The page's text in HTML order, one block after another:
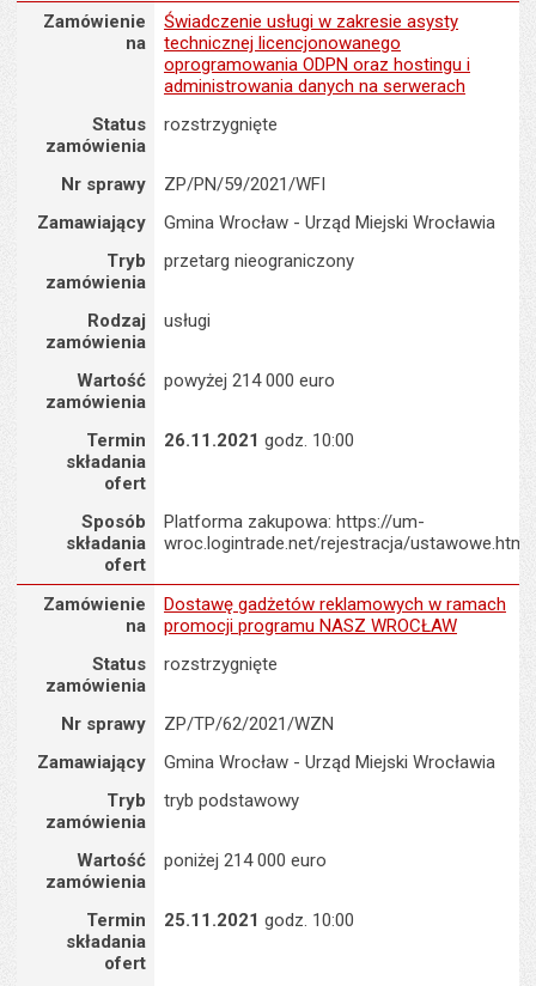
Zamówienie na : Świadczenie usługi w zakresie asysty
Zamówienie
na
Świadczenie usługi w zakresie asysty
technicznej licencjonowanego
oprogramowania ODPN oraz hostingu i
administrowania danych na serwerach
Status
zamówienia
rozstrzygnięte
Nr sprawy
ZP/PN/59/2021/WFI
Zamawiający
Gmina Wrocław - Urząd Miejski Wrocławia
Tryb
zamówienia
przetarg nieograniczony
Rodzaj
zamówienia
usługi
Wartość
zamówienia
powyżej 214 000 euro
Termin
składania
ofert
26.11.2021 godz. 10:00
Sposób
składania
ofert
Platforma zakupowa: https://um-
wroc.logintrade.net/rejestracja/ustawowe.html
Zamówienie na : Dostawę gadżetów reklamowych w ramach
Zamówienie
na
Dostawę gadżetów reklamowych w ramach
promocji programu NASZ WROCŁAW
Status
zamówienia
rozstrzygnięte
Nr sprawy
ZP/TP/62/2021/WZN
Zamawiający
Gmina Wrocław - Urząd Miejski Wrocławia
Tryb
zamówienia
tryb podstawowy
Wartość
zamówienia
poniżej 214 000 euro
Termin
składania
ofert
25.11.2021 godz. 10:00